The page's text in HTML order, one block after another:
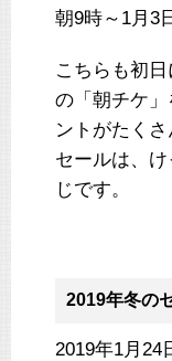
朝9時～1月3
こちらも初
の「朝チケ
ントがたく
セールは、
じです。
2019年冬の
2019年1月24